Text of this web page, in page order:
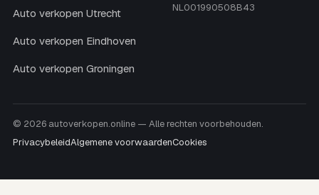
Auto verkopen Utrecht
Auto verkopen Eindhoven
Auto verkopen Groningen
NL001990508B43
© 2026 autoverkopen.online — Alle rechten voorbehouden.
PrivacybeleidAlgemene voorwaardenCookies